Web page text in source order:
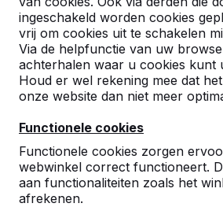
ingeschakeld worden cookies
vrij om cookies uit te schakelen
Via de helpfunctie van uw
achterhalen waar u cookies kunt
Houd er wel rekening mee dat
onze website dan niet meer
Functionele cookies
Functionele cookies zorgen
webwinkel correct functioneert.
aan functionaliteiten zoals het
afrekenen.
Referenties in:
Amsterdam